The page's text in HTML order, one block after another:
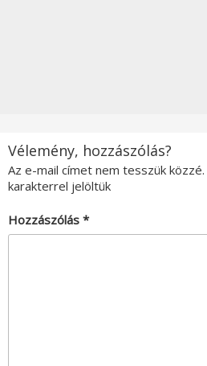
Vélemény, hozzászólás?
Az e-mail címet nem tesszük közzé.
karakterrel jelöltük
Hozzászólás *